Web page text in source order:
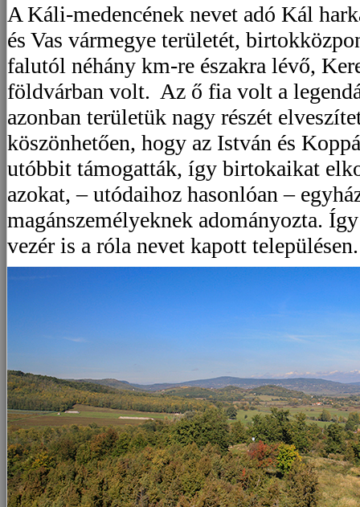
A Káli-medencének nevet adó Kál
és Vas vármegye területét,
falutól néhány km-re északra lévő,
földvárban volt. Az ő fia volt a
azonban területük nagy részét
köszönhetően, hogy az István és
utóbbit támogatták, így birtokaikat
azokat, – utódaihoz hasonlóan –
magánszemélyeknek adományozta.
vezér is a róla nevet kapott településen.